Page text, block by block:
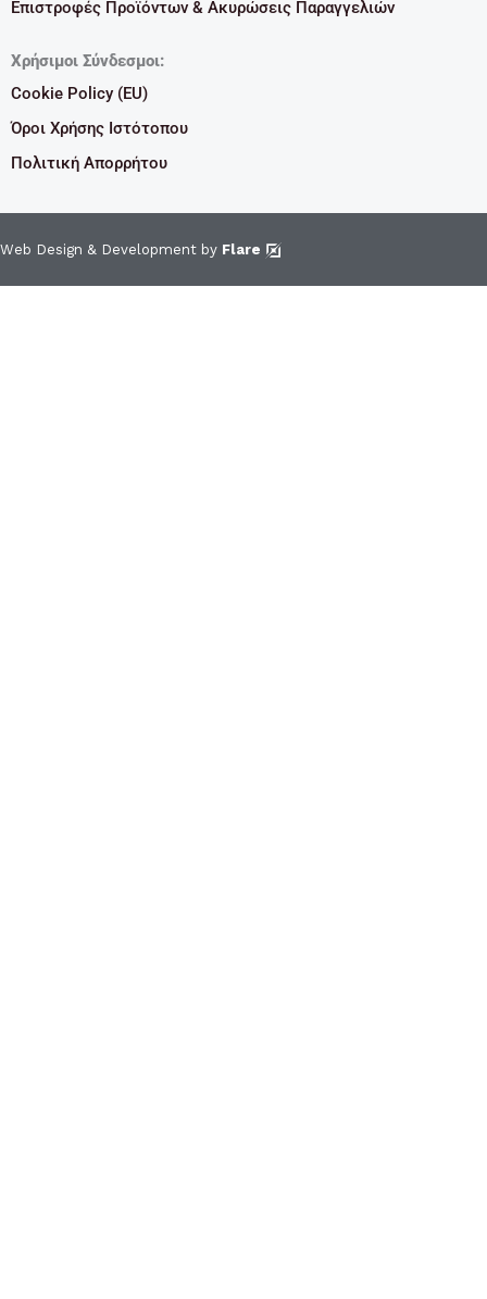
Επιστροφές Προϊόντων & Ακυρώσεις Παραγγελιών
Χρήσιμοι Σύνδεσμοι:
Cookie Policy (EU)
Όροι Χρήσης Ιστότοπου
Πολιτική Απορρήτου
Web Design & Development by Flare